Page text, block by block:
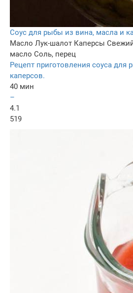
Соус для рыбы из вина, масла и
Масло Лук-шалот Каперсы
масло Соль, перец
Рецепт приготовления соуса для
каперсов.
40 мин
–
4.1
519